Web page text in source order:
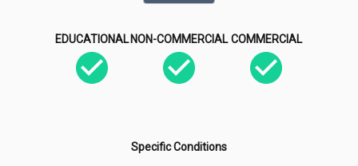
EDUCATIONAL NON-COMMERCIAL COMMERCIAL
Specific Conditions